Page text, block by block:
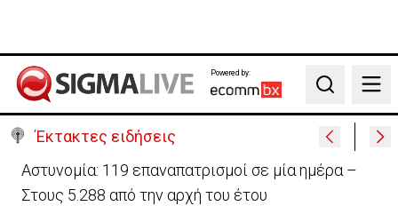
Powered by:
Search
Έκτακτες ειδήσεις
Αστυνομία: 119 επαναπατρισμοί σε μία ημέρα –
Στους 5.288 από την αρχή του έτου